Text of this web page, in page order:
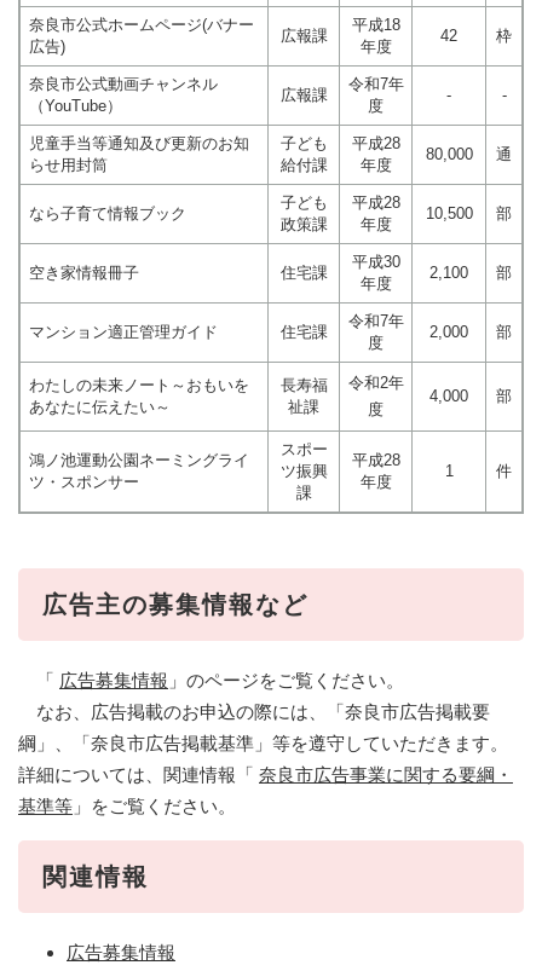
奈良市公式ホームページ(バナー
広告)
広報課
平成18
年度
42 枠
奈良市公式動画チャンネル
（YouTube）
広報課
令和7年
度
- -
児童手当等通知及び更新のお知
らせ用封筒
子ども
給付課
平成28
年度
80,000 通
なら子育て情報ブック
子ども
政策課
平成28
年度
10,500 部
空き家情報冊子 住宅課
平成30
年度
2,100 部
マンション適正管理ガイド 住宅課
令和7年
度
2,000 部
わたしの未来ノート～おもいを
あなたに伝えたい～
長寿福
祉課
令和2年
度
4,000 部
鴻ノ池運動公園ネーミングライ
ツ・スポンサー
スポー
ツ振興
課
平成28
年度
1 件
広告主の募集情報など
「 広告募集情報 」のページをご覧ください。
なお、広告掲載のお申込の際には、「奈良市広告掲載要
綱」、「奈良市広告掲載基準」等を遵守していただきます。
詳細については、関連情報「 奈良市広告事業に関する要綱・
基準等 」をご覧ください。
関連情報
広告募集情報